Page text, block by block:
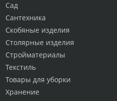
Сад
Сантехника
Скобяные изделия
Столярные изделия
Стройматериалы
Текстиль
Товары для уборки
Хранение